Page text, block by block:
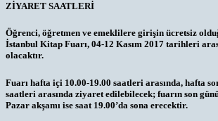
ZİYARET SAATLERİ
Öğrenci, öğretmen ve emeklilere girişin ücretsiz
İstanbul Kitap Fuarı, 04-12 Kasım 2017 tarihleri
olacaktır.
Fuarı hafta içi 10.00-19.00 saatleri arasında, hafta
saatleri arasında ziyaret edilebilecek; fuarın son
Pazar akşamı ise saat 19.00’da sona erecektir.